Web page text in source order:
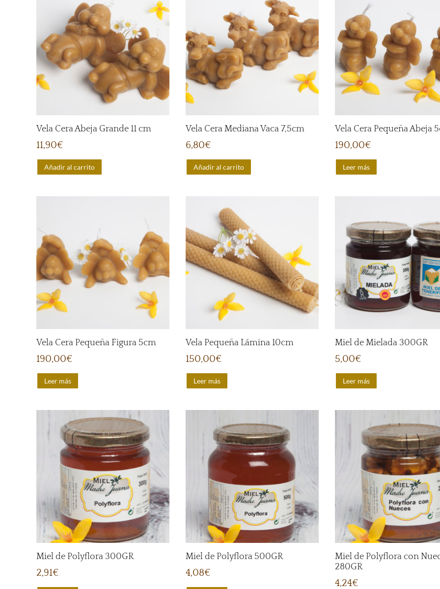
Vela Cera Abeja Grande 11 cm
11,90€
Añadir al carrito
Vela Cera Mediana Vaca 7,5cm
6,80€
Añadir al carrito
Vela Cera Pequeña Abeja
190,00€
Leer más
Vela Cera Pequeña Figura 5cm
190,00€
Leer más
Vela Pequeña Lámina 10cm
150,00€
Leer más
Miel de Mielada 300GR
5,00€
Leer más
Miel de Polyflora 300GR
2,91€
Miel de Polyflora 500GR
4,08€
Miel de Polyflora con
280GR
4,24€